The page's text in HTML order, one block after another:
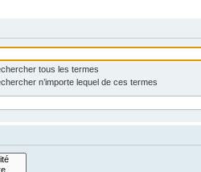
tous les termes
n’importe lequel de ces termes